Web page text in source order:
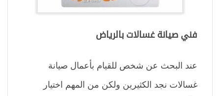
فني صيانة غسالات بالرياض
عند البحث عن شخص للقيام بأعمال صيانة
غسالات نجد الكثيرين ولكن من المهم اختيار